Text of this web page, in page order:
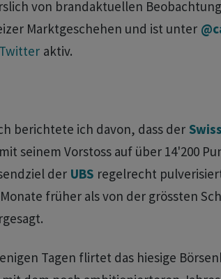
von brandaktuellen
Marktgeschehen und ist unter
Twitter aktiv.
berichtete ich davon, dass der
seinem Vorstoss auf über 14'200
der UBS regelrecht
früher als von der grössten
Tagen flirtet das hiesige